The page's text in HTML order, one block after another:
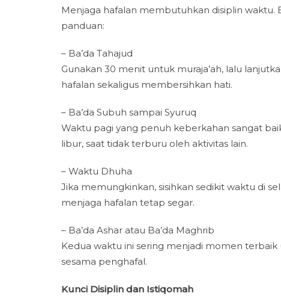
Menjaga hafalan membutuhkan disiplin
panduan:
– Ba’da Tahajud
Gunakan 30 menit untuk muraja’ah, lalu
hafalan sekaligus membersihkan hati.
– Ba’da Subuh sampai Syuruq
Waktu pagi yang penuh keberkahan sangat
libur, saat tidak terburu oleh aktivitas lain.
– Waktu Dhuha
Jika memungkinkan, sisihkan sedikit waktu di
menjaga hafalan tetap segar.
– Ba’da Ashar atau Ba’da Maghrib
Kedua waktu ini sering menjadi momen
sesama penghafal.
Kunci Disiplin dan Istiqomah